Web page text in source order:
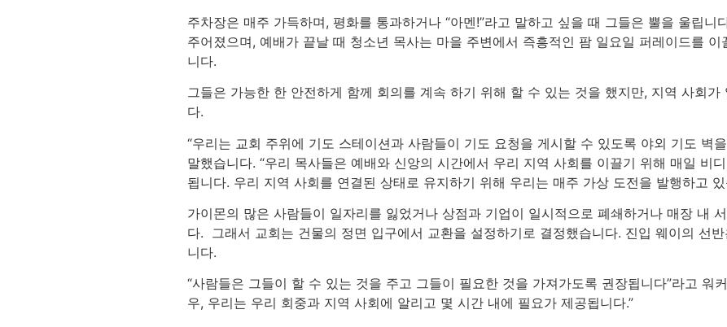
주차장은 매주 가득하며, 평화를 통과하거나 “아멘!”라고 말하고 싶을 때 그들은 뿔을 울립
주어졌으며, 예배가 끝날 때 청소년 목사는 마을 주변에서 즉흥적인 팜 일요일 퍼레이드를
니다.
그들은 가능한 한 안전하게 함께 회의를 계속 하기 위해 할 수 있는 것을 했지만, 지역 사회
다.
“우리는 교회 주위에 기도 스테이션과 사람들이 기도 요청을 게시할 수 있도록 야외 기도 벽
말했습니다. “우리 목사들은 예배와 신앙의 시간에서 우리 지역 사회를 이끌기 위해 매일 비
됩니다. 우리 지역 사회를 연결된 상태로 유지하기 위해 우리는 매주 가상 도전을 발행하고
가이몬의 많은 사람들이 일자리를 잃었거나 상점과 기업이 일시적으로 폐쇄하거나 매장 내
다. 그래서 교회는 건물의 정면 입구에서 교환을 설정하기로 결정했습니다. 진입 웨이의 선
니다.
“사람들은 그들이 할 수 있는 것을 주고 그들이 필요한 것을 가져가도록 권장됩니다”라고 워
우, 우리는 우리 회중과 지역 사회에 알리고 몇 시간 내에 필요가 제공됩니다.”